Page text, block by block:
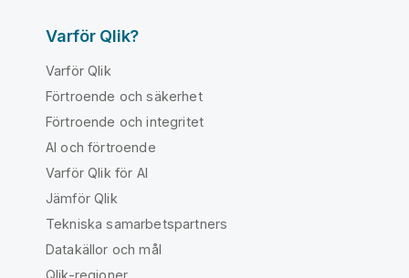
Varför Qlik?
Varför Qlik
Förtroende och säkerhet
Förtroende och integritet
AI och förtroende
Varför Qlik för AI
Jämför Qlik
Tekniska samarbetspartners
Datakällor och mål